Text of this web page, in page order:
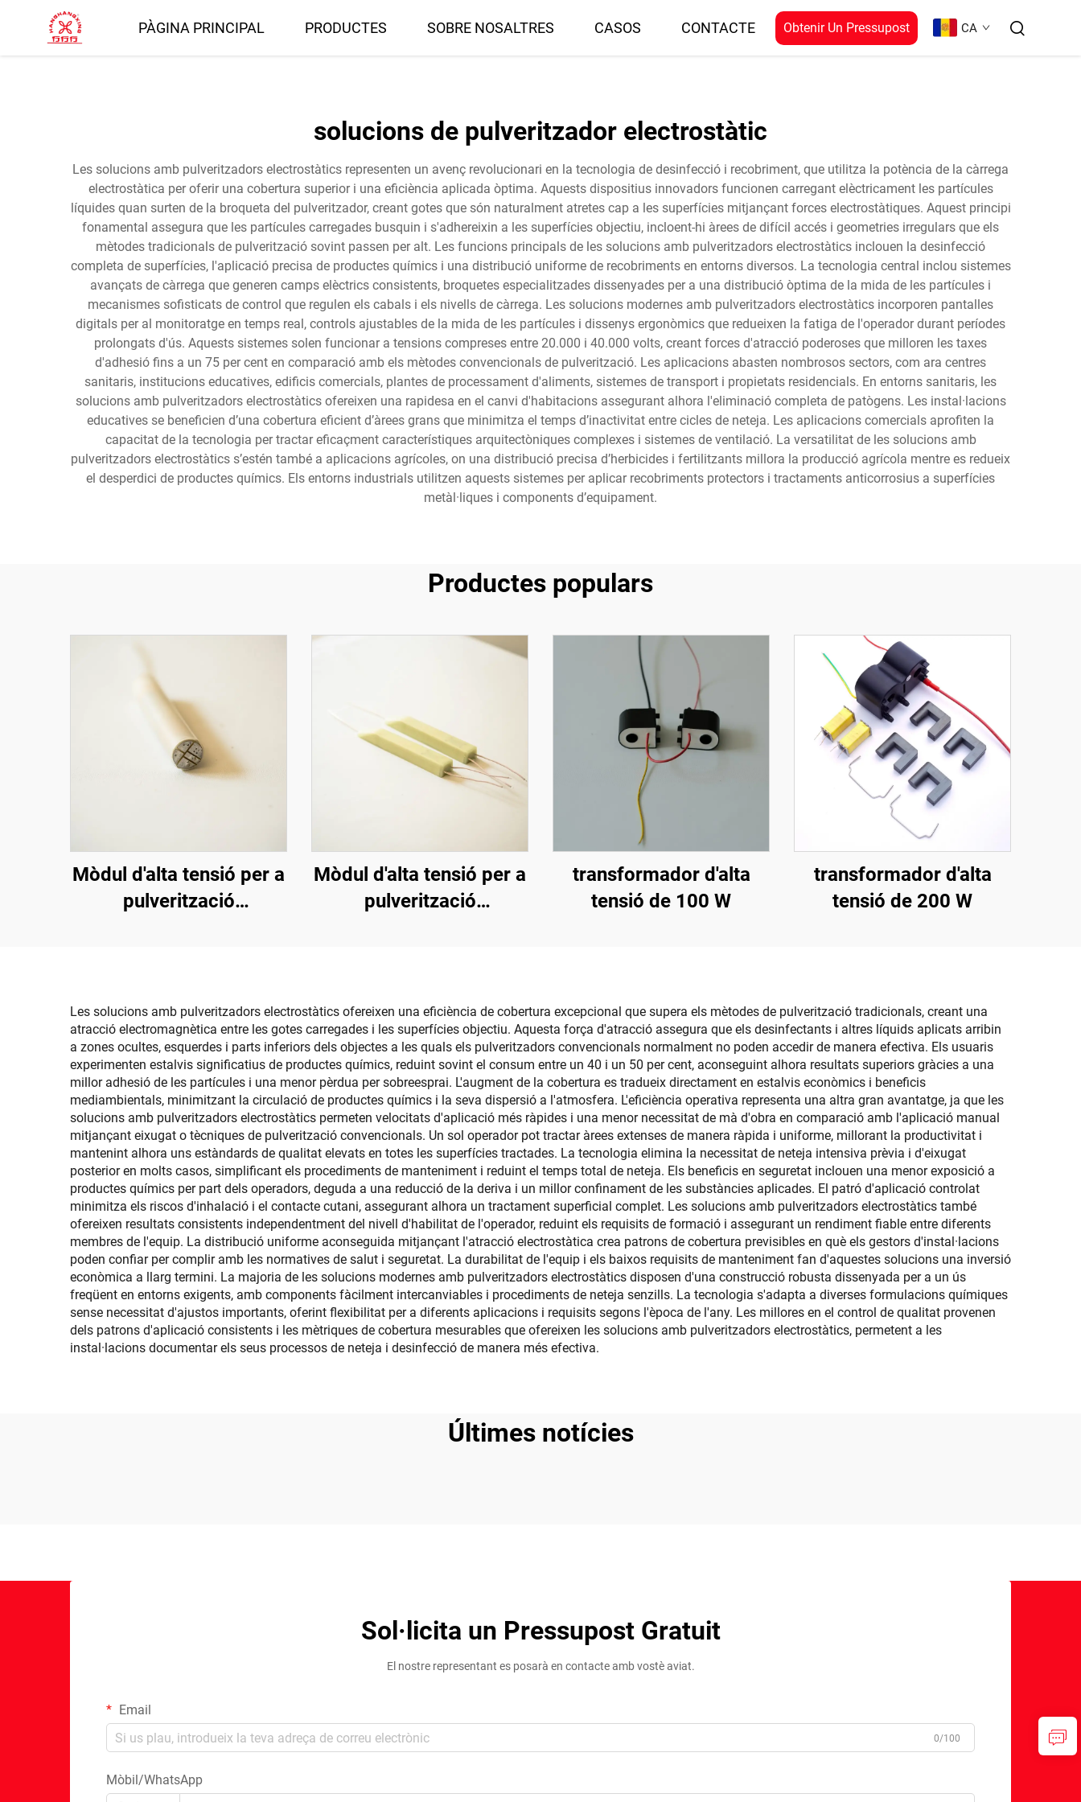
PÀGINA PRINCIPAL PRODUCTES SOBRE NOSALTRES CASOS CONTACTE Obtenir Un Pressupost CA
solucions de pulveritzador electrostàtic
Les solucions amb pulveritzadors electrostàtics representen un avenç revolucionari en la tecnologia de desinfecció i recobriment, que utilitza la potència de la càrrega
electrostàtica per oferir una cobertura superior i una eficiència aplicada òptima. Aquests dispositius innovadors funcionen carregant elèctricament les partícules
líquides quan surten de la broqueta del pulveritzador, creant gotes que són naturalment atretes cap a les superfícies mitjançant forces electrostàtiques. Aquest principi
fonamental assegura que les partícules carregades busquin i s'adhereixin a les superfícies objectiu, incloent-hi àrees de difícil accés i geometries irregulars que els
mètodes tradicionals de pulverització sovint passen per alt. Les funcions principals de les solucions amb pulveritzadors electrostàtics inclouen la desinfecció
completa de superfícies, l'aplicació precisa de productes químics i una distribució uniforme de recobriments en entorns diversos. La tecnologia central inclou sistemes
avançats de càrrega que generen camps elèctrics consistents, broquetes especialitzades dissenyades per a una distribució òptima de la mida de les partícules i
mecanismes sofisticats de control que regulen els cabals i els nivells de càrrega. Les solucions modernes amb pulveritzadors electrostàtics incorporen pantalles
digitals per al monitoratge en temps real, controls ajustables de la mida de les partícules i dissenys ergonòmics que redueixen la fatiga de l'operador durant períodes
prolongats d'ús. Aquests sistemes solen funcionar a tensions compreses entre 20.000 i 40.000 volts, creant forces d'atracció poderoses que milloren les taxes
d'adhesió fins a un 75 per cent en comparació amb els mètodes convencionals de pulverització. Les aplicacions abasten nombrosos sectors, com ara centres
sanitaris, institucions educatives, edificis comercials, plantes de processament d'aliments, sistemes de transport i propietats residencials. En entorns sanitaris, les
solucions amb pulveritzadors electrostàtics ofereixen una rapidesa en el canvi d'habitacions assegurant alhora l'eliminació completa de patògens. Les instal·lacions
educatives se beneficien d’una cobertura eficient d’àrees grans que minimitza el temps d’inactivitat entre cicles de neteja. Les aplicacions comercials aprofiten la
capacitat de la tecnologia per tractar eficaçment característiques arquitectòniques complexes i sistemes de ventilació. La versatilitat de les solucions amb
pulveritzadors electrostàtics s’estén també a aplicacions agrícoles, on una distribució precisa d’herbicides i fertilitzants millora la producció agrícola mentre es redueix
el desperdici de productes químics. Els entorns industrials utilitzen aquests sistemes per aplicar recobriments protectors i tractaments anticorrosius a superfícies
metàl·liques i components d’equipament.
Productes populars
Mòdul d'alta tensió per a
pulverització
Mòdul d'alta tensió per a
pulverització
transformador d'alta
tensió de 100 W
transformador d'alta
tensió de 200 W
Les solucions amb pulveritzadors electrostàtics ofereixen una eficiència de cobertura excepcional que supera els mètodes de pulverització tradicionals, creant una
atracció electromagnètica entre les gotes carregades i les superfícies objectiu. Aquesta força d'atracció assegura que els desinfectants i altres líquids aplicats arribin
a zones ocultes, esquerdes i parts inferiors dels objectes a les quals els pulveritzadors convencionals normalment no poden accedir de manera efectiva. Els usuaris
experimenten estalvis significatius de productes químics, reduint sovint el consum entre un 40 i un 50 per cent, aconseguint alhora resultats superiors gràcies a una
millor adhesió de les partícules i una menor pèrdua per sobreesprai. L'augment de la cobertura es tradueix directament en estalvis econòmics i beneficis
mediambientals, minimitzant la circulació de productes químics i la seva dispersió a l'atmosfera. L'eficiència operativa representa una altra gran avantatge, ja que les
solucions amb pulveritzadors electrostàtics permeten velocitats d'aplicació més ràpides i una menor necessitat de mà d'obra en comparació amb l'aplicació manual
mitjançant eixugat o tècniques de pulverització convencionals. Un sol operador pot tractar àrees extenses de manera ràpida i uniforme, millorant la productivitat i
mantenint alhora uns estàndards de qualitat elevats en totes les superfícies tractades. La tecnologia elimina la necessitat de neteja intensiva prèvia i d'eixugat
posterior en molts casos, simplificant els procediments de manteniment i reduint el temps total de neteja. Els beneficis en seguretat inclouen una menor exposició a
productes químics per part dels operadors, deguda a una reducció de la deriva i un millor confinament de les substàncies aplicades. El patró d'aplicació controlat
minimitza els riscos d'inhalació i el contacte cutani, assegurant alhora un tractament superficial complet. Les solucions amb pulveritzadors electrostàtics també
ofereixen resultats consistents independentment del nivell d'habilitat de l'operador, reduint els requisits de formació i assegurant un rendiment fiable entre diferents
membres de l'equip. La distribució uniforme aconseguida mitjançant l'atracció electrostàtica crea patrons de cobertura previsibles en què els gestors d'instal·lacions
poden confiar per complir amb les normatives de salut i seguretat. La durabilitat de l'equip i els baixos requisits de manteniment fan d'aquestes solucions una inversió
econòmica a llarg termini. La majoria de les solucions modernes amb pulveritzadors electrostàtics disposen d'una construcció robusta dissenyada per a un ús
freqüent en entorns exigents, amb components fàcilment intercanviables i procediments de neteja senzills. La tecnologia s'adapta a diverses formulacions químiques
sense necessitat d'ajustos importants, oferint flexibilitat per a diferents aplicacions i requisits segons l'època de l'any. Les millores en el control de qualitat provenen
dels patrons d'aplicació consistents i les mètriques de cobertura mesurables que ofereixen les solucions amb pulveritzadors electrostàtics, permetent a les
instal·lacions documentar els seus processos de neteja i desinfecció de manera més efectiva.
Últimes notícies
Sol·licita un Pressupost Gratuit
El nostre representant es posarà en contacte amb vostè aviat.
Email
0/100
Mòbil/WhatsApp